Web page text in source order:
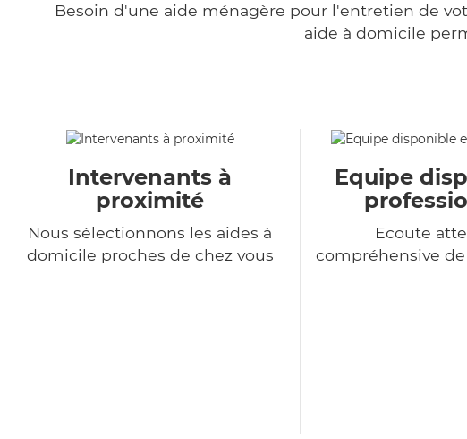
Besoin d'une aide ménagère pour l'entretien de
aide à domicile
Intervenants à
proximité
Nous sélectionnons les aides à
domicile proches de chez vous
Equipe
Ecoute
compréhensive